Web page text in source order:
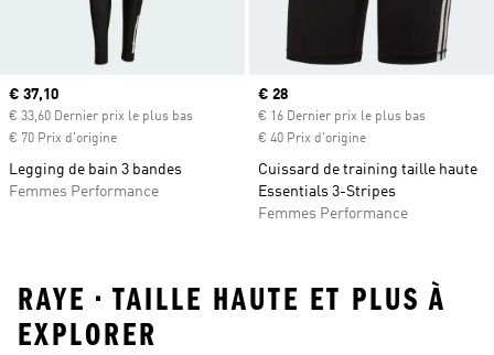
Prix actuel
€ 37,10
€ 33,60 Dernier prix le plus bas
€ 70 Prix d'origine
Legging de bain 3 bandes
Femmes Performance
Prix actuel
€ 28
€ 16 Dernier prix le plus bas
€ 40 Prix d'origine
Cuissard de training taille haute
Essentials 3-Stripes
Femmes Performance
RAYE • TAILLE HAUTE ET PLUS À
EXPLORER